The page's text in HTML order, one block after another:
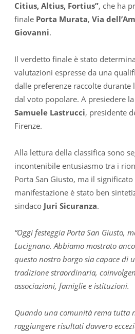
Citius, Altius, Fortius”, che ha
finale Porta Murata, Via
Giovanni.
Il verdetto finale è stato
valutazioni espresse da una
dalle preferenze raccolte durante
dal voto popolare. A presiedere
Samuele Lastrucci, presidente
Firenze.
Alla lettura della classifica sono
incontenibile entusiasmo tra i
Porta San Giusto, ma il
manifestazione è stato ben
sindaco Juri Sicuranza.
“Oggi festeggia Porta San Giusto,
Lucignano. Abbiamo mostrato
questo nostro borgo sia capace di
tradizione straordinaria,
associazioni, famiglie e istituzioni.
Quando una comunità rema tutta
raggiungere risultati davvero